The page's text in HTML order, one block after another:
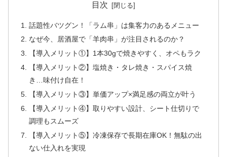
目次
話題性バツグン！「ラム串」は集客力のあるメニュー
なぜ今、居酒屋で「羊肉串」が注目されるのか？
【導入メリット①】1本30gで焼きやすく、オペもラク
【導入メリット②】塩焼き・タレ焼き・スパイス焼
き…味付け自在！
【導入メリット③】単価アップ×満足感の両立が叶う
【導入メリット④】取りやすい設計、シート仕切りで
調理もスムーズ
【導入メリット⑤】冷凍保存で長期在庫OK！無駄の出
ない仕入れを実現